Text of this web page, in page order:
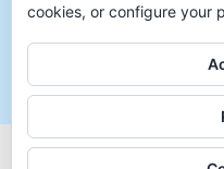
[…] mil tempadas
cookies, or configure your